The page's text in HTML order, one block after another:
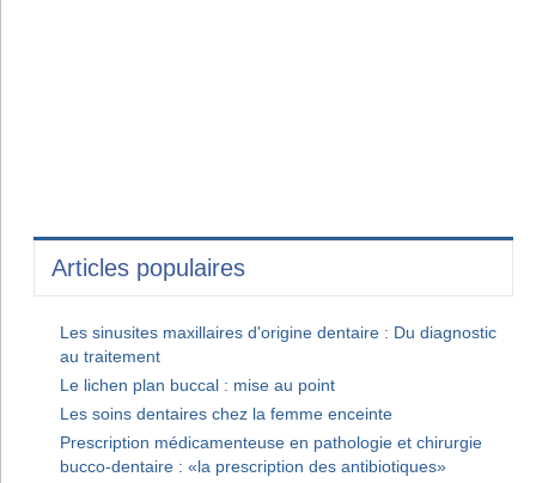
Articles populaires
Les sinusites maxillaires d'origine dentaire : Du diagnostic
au traitement
Le lichen plan buccal : mise au point
Les soins dentaires chez la femme enceinte
Prescription médicamenteuse en pathologie et chirurgie
bucco-dentaire : «la prescription des antibiotiques»